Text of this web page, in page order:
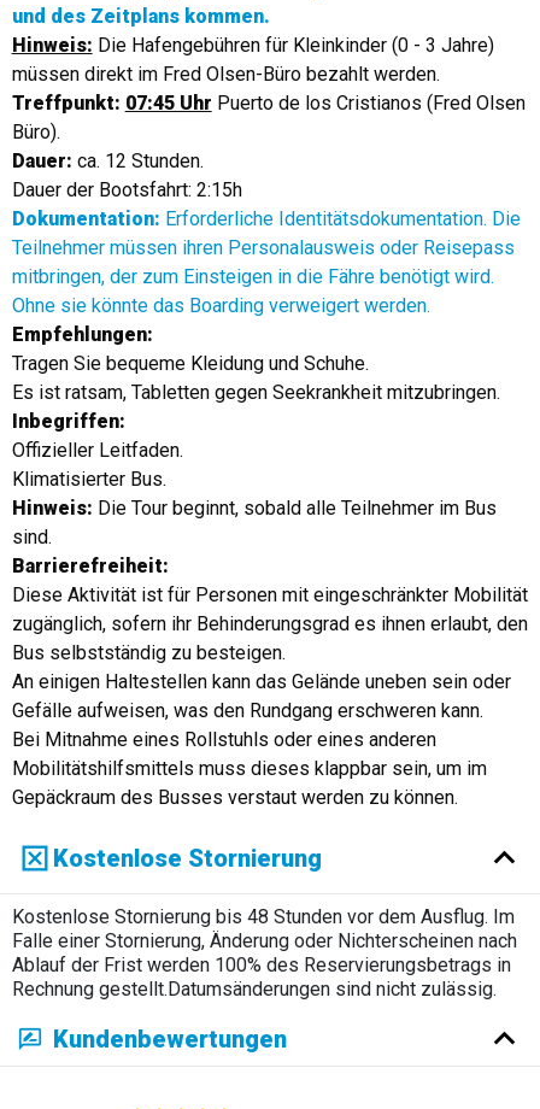
und des Zeitplans kommen.
Hinweis: Die Hafengebühren für Kleinkinder (0 - 3 Jahre)
müssen direkt im Fred Olsen-Büro bezahlt werden.
Treffpunkt: 07:45 Uhr Puerto de los Cristianos (Fred Olsen
Büro).
Dauer: ca. 12 Stunden.
Dauer der Bootsfahrt: 2:15h
Dokumentation: Erforderliche Identitätsdokumentation. Die
Teilnehmer müssen ihren Personalausweis oder Reisepass
mitbringen, der zum Einsteigen in die Fähre benötigt wird.
Ohne sie könnte das Boarding verweigert werden.
Empfehlungen:
Tragen Sie bequeme Kleidung und Schuhe.
Es ist ratsam, Tabletten gegen Seekrankheit mitzubringen.
Inbegriffen:
Offizieller Leitfaden.
Klimatisierter Bus.
Hinweis: Die Tour beginnt, sobald alle Teilnehmer im Bus
sind.
Barrierefreiheit:
Diese Aktivität ist für Personen mit eingeschränkter Mobilität
zugänglich, sofern ihr Behinderungsgrad es ihnen erlaubt, den
Bus selbstständig zu besteigen.
An einigen Haltestellen kann das Gelände uneben sein oder
Gefälle aufweisen, was den Rundgang erschweren kann.
Bei Mitnahme eines Rollstuhls oder eines anderen
Mobilitätshilfsmittels muss dieses klappbar sein, um im
Gepäckraum des Busses verstaut werden zu können.
Kostenlose Stornierung
Kostenlose Stornierung bis 48 Stunden vor dem Ausflug. Im
Falle einer Stornierung, Änderung oder Nichterscheinen nach
Ablauf der Frist werden 100% des Reservierungsbetrags in
Rechnung gestellt.Datumsänderungen sind nicht zulässig.
Kundenbewertungen